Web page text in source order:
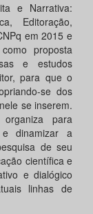
e Narrativa:
Editoração,
em 2015 e
proposta
e estudos
para que o
se dos
se inserem.
para
dinamizar a
de seu
científica e
e dialógico
linhas de